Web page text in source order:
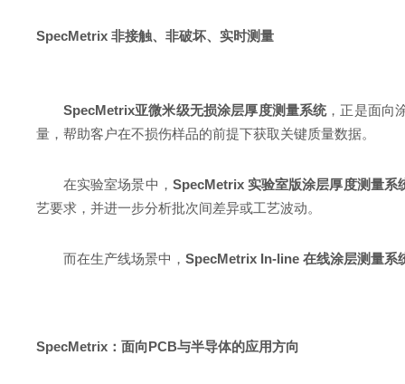
SpecMetrix 非接触、非破坏、 实时测量
SpecMetrix亚微米级无损涂层厚度测量系统，正是面向
量，帮助客户在不损伤样品的前提下获取关键质量数据。
在实验室场景中， SpecMetrix 实验室版涂层厚度测量系
艺要求，并进一步分析批次间差异或工艺波动。
而在生产线场景中， SpecMetrix In-line 在线涂层测量系
SpecMetrix： 面向PCB与半导体的应用方向